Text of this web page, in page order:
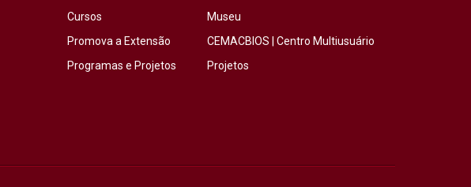
Cursos
Promova a Extensão
Programas e Projetos
Museu
CEMACBIOS | Centro Multiusuário
Projetos